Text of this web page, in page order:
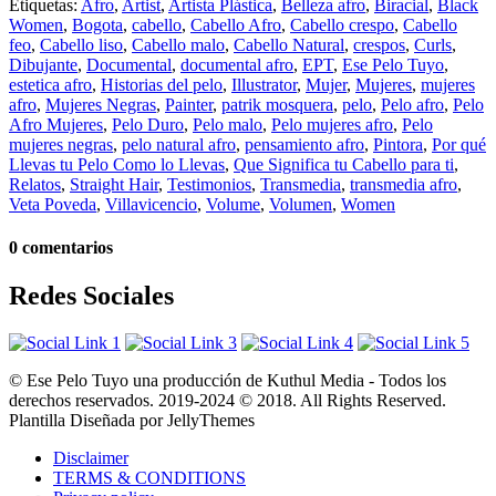
Etiquetas: Afro, Artist, Artista Plástica, Belleza afro, Biracial , Black
Women, Bogota, cabello, Cabello Afro, Cabello crespo, Cabello
feo, Cabello liso, Cabello malo, Cabello Natural, crespos, Curls,
Dibujante, Documental, documental afro, EPT, Ese Pelo Tuyo,
estetica afro, Historias del pelo, Illustrator, Mujer, Mujeres, mujeres
afro, Mujeres Negras, Painter, patrik mosquera, pelo, Pelo afro, Pelo
Afro Mujeres, Pelo Duro, Pelo malo, Pelo mujeres afro, Pelo
mujeres negras, pelo natural afro, pensamiento afro, Pintora, Por qué
Llevas tu Pelo Como lo Llevas, Que Significa tu Cabello para ti,
Relatos, Straight Hair, Testimonios, Transmedia, transmedia afro,
Veta Poveda, Villavicencio, Volume, Volumen, Women
0 comentarios
Redes Sociales
© Ese Pelo Tuyo una producción de Kuthul Media - Todos los
derechos reservados. 2019-2024 © 2018. All Rights Reserved.
Plantilla Diseñada por JellyThemes
Disclaimer
TERMS & CONDITIONS